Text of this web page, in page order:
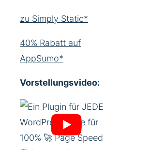
zu Simply Static*
40% Rabatt auf
AppSumo*
Vorstellungsvideo: